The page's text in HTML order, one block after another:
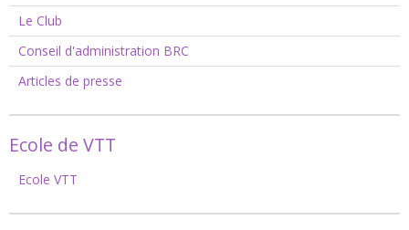
Le Club
Conseil d'administration BRC
Articles de presse
Ecole de VTT
Ecole VTT